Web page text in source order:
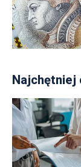
Najchętniej